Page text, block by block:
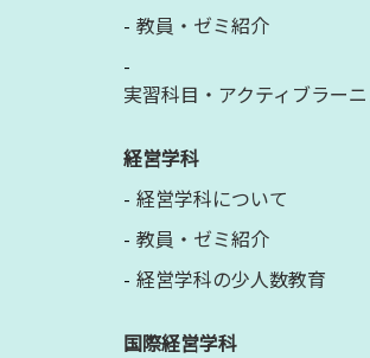
教員・ゼミ紹介
実習科目・アクティブラー
経営学科
経営学科について
教員・ゼミ紹介
経営学科の少人数教育
国際経営学科